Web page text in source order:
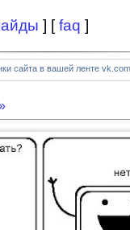
] [faq ]
сайта в вашей ленте vk.com